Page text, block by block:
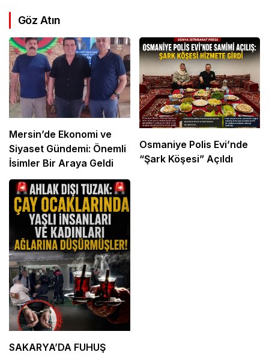
Göz Atın
Mersin’de Ekonomi ve
Siyaset Gündemi: Önemli
İsimler Bir Araya Geldi
Osmaniye Polis Evi’nde
“Şark Köşesi” Açıldı
SAKARYA’DA FUHUŞ